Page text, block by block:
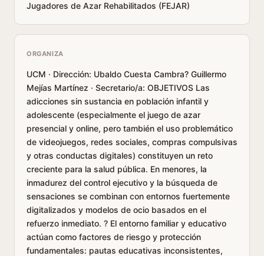
Jugadores de Azar Rehabilitados (FEJAR)
ORGANIZA
UCM · Dirección: Ubaldo Cuesta Cambra? Guillermo
Mejías Martínez · Secretario/a: OBJETIVOS Las
adicciones sin sustancia en población infantil y
adolescente (especialmente el juego de azar
presencial y online, pero también el uso problemático
de videojuegos, redes sociales, compras compulsivas
y otras conductas digitales) constituyen un reto
creciente para la salud pública. En menores, la
inmadurez del control ejecutivo y la búsqueda de
sensaciones se combinan con entornos fuertemente
digitalizados y modelos de ocio basados en el
refuerzo inmediato. ? El entorno familiar y educativo
actúan como factores de riesgo y protección
fundamentales: pautas educativas inconsistentes,